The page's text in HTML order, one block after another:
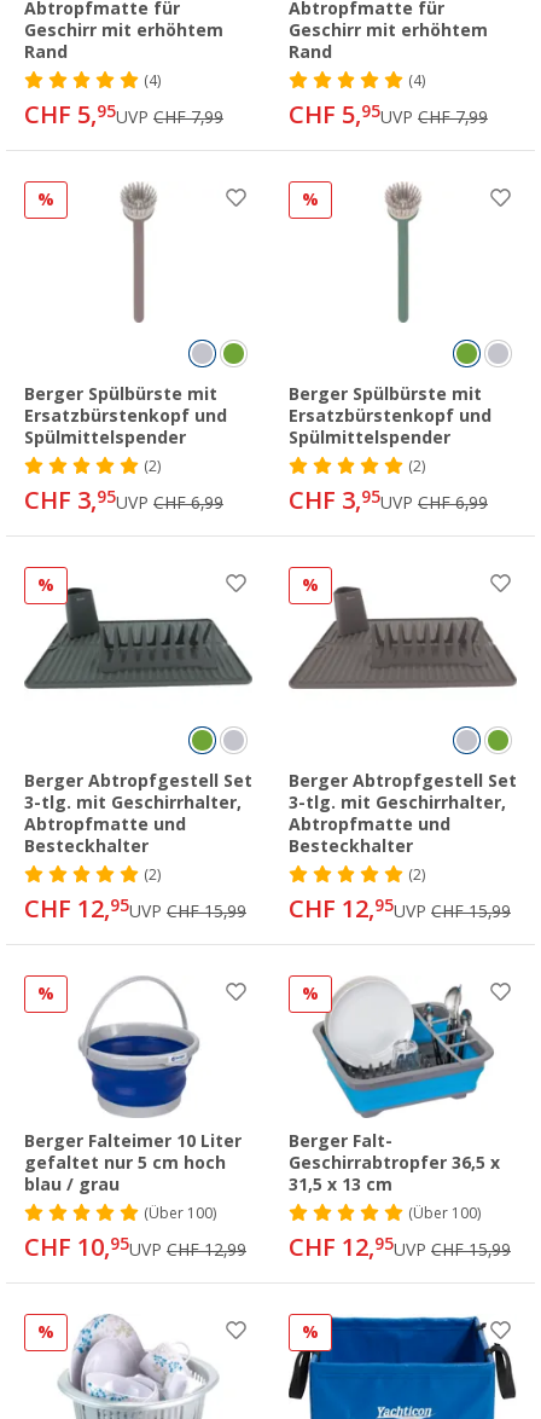
Abtropfmatte für
Geschirr mit erhöhtem
Rand
(4)
CHF 5,95UVP CHF 7,99
Abtropfmatte für
Geschirr mit erhöhtem
Rand
(4)
CHF 5,95UVP CHF 7,99
%
Berger Spülbürste mit
Ersatzbürstenkopf und
Spülmittelspender
(2)
CHF 3,95UVP CHF 6,99
%
Berger Spülbürste mit
Ersatzbürstenkopf und
Spülmittelspender
(2)
CHF 3,95UVP CHF 6,99
%
Berger Abtropfgestell Set
3-tlg. mit Geschirrhalter,
Abtropfmatte und
Besteckhalter
(2)
CHF 12,95UVP CHF 15,99
%
Berger Abtropfgestell Set
3-tlg. mit Geschirrhalter,
Abtropfmatte und
Besteckhalter
(2)
CHF 12,95UVP CHF 15,99
%
Berger Falteimer 10 Liter
gefaltet nur 5 cm hoch
blau / grau
(Über100)
CHF 10,95UVP CHF 12,99
%
Berger Falt-
Geschirrabtropfer 36,5 x
31,5 x 13 cm
(Über100)
CHF 12,95UVP CHF 15,99
% %